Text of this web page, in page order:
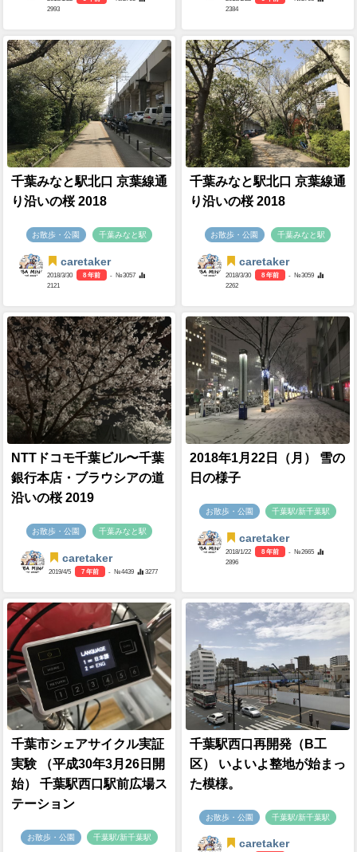
2993
2384
千葉みなと駅北口 京葉線通
り沿いの桜 2018
お散歩・公園 千葉みなと駅
caretaker
2018/3/30 8 年前
- №3057
2121
千葉みなと駅北口 京葉線通
り沿いの桜 2018
お散歩・公園 千葉みなと駅
caretaker
2018/3/30 8 年前
- №3059
2262
NTTドコモ千葉ビル〜千葉
銀行本店・ブラウシアの道
沿いの桜 2019
お散歩・公園 千葉みなと駅
caretaker
2019/4/5 7 年前 - №4439 3277
2018年1月22日（月） 雪の
日の様子
お散歩・公園 千葉駅/新千葉駅
caretaker
2018/1/22 8 年前
- №2665
2896
千葉市シェアサイクル実証
実験 （平成30年3月26日開
始） 千葉駅西口駅前広場ス
テーション
お散歩・公園 千葉駅/新千葉駅
千葉駅西口再開発（B工
区） いよいよ整地が始まっ
た模様。
お散歩・公園 千葉駅/新千葉駅
caretaker